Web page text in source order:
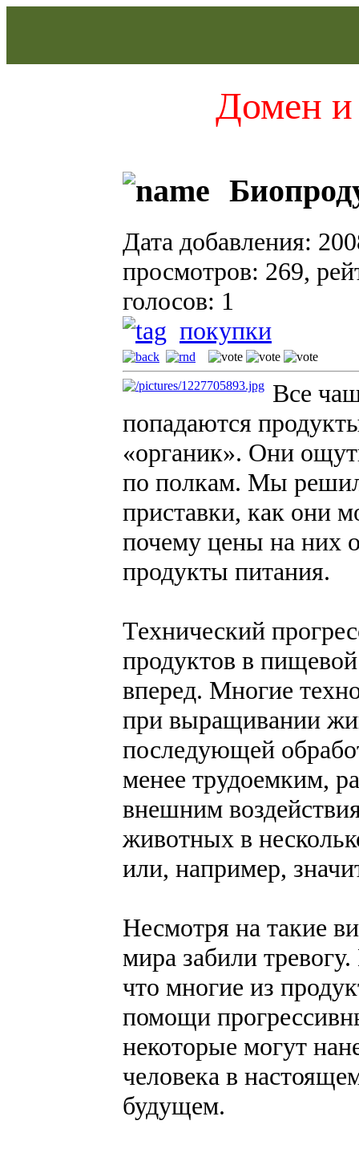
Домен и
Дата добавления:
просмотров: 269,
голосов: 1
покупки
Все
попадаются
«органик». Они
по полкам. Мы
приставки, как они
почему цены на них
продукты питания.
Технический
продуктов в
вперед. Многие
при выращивании
последующей
менее трудоемким,
внешним
животных в
или, например,
Несмотря на такие
мира забили
что многие из
помощи
некоторые могут
человека в
будущем.